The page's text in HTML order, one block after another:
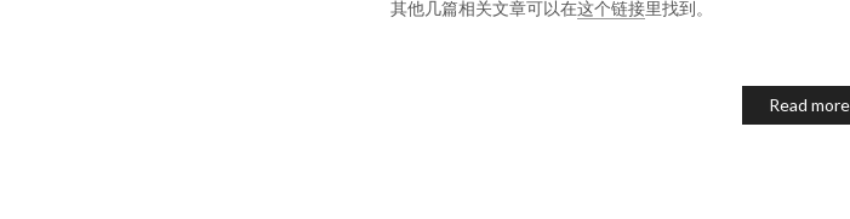
其他几篇相关文章可以在这个链接里找到。
Read more